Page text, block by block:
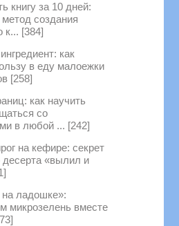
книгу за 10 дней:
метод создания
к... [384]
как
в еду малоежки
[258]
как научить
со
в любой ... [242]
на кефире: секрет
десерта «вылил и
ладошке»:
микрозелень вместе